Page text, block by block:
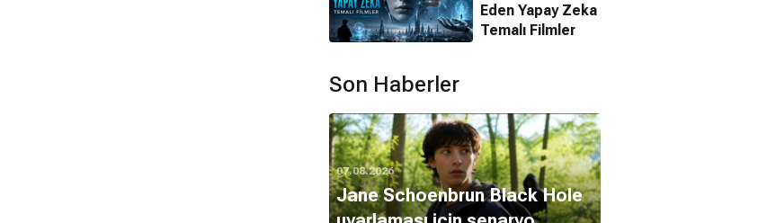
Eden Yapay Zeka
Temalı Filmler
Son Haberler
07.08.2026
Jane Schoenbrun Black Hole